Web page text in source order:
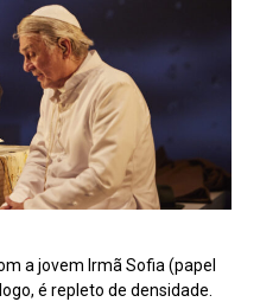
a jovem Irmã Sofia (papel
é repleto de densidade.